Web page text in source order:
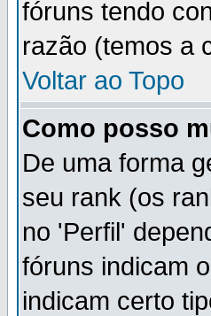
fóruns tendo
razão (temos a
Voltar ao Topo
Como posso
De uma forma
seu rank (os
no 'Perfil'
fóruns indicam
indicam certo